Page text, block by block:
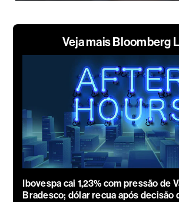
Veja mais Bloomberg
Ibovespa cai 1,23% com pressão de
Bradesco; dólar recua após decisão